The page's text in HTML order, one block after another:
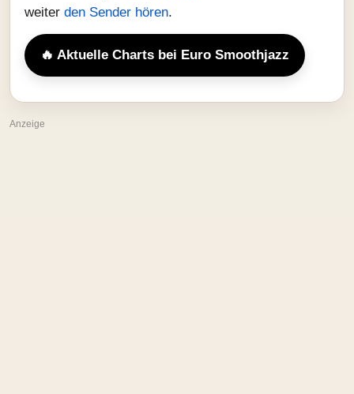
weiter den Sender hören.
🔥 Aktuelle Charts bei Euro Smoothjazz
Anzeige